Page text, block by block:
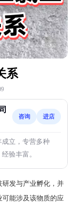
系
咨询 进店
立，专营多种
验丰富。
发与产业孵化，并
能涉及该物质的应